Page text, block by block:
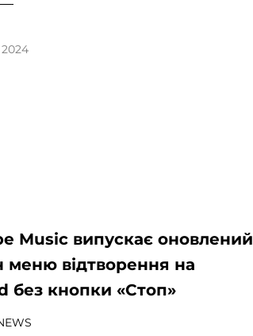
2024
Music випускає оновлений
меню відтворення на
без кнопки «Стоп»